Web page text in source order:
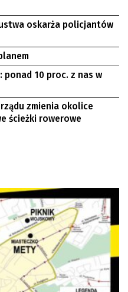
oskarża policjantów
ponad 10 proc. z nas w
zmienia okolice
ścieżki rowerowe